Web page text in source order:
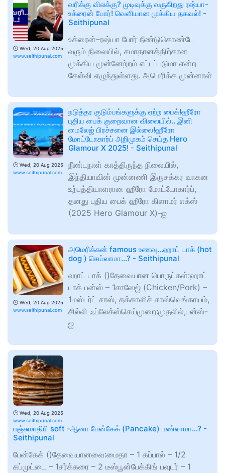
🕑 Wed, 20 Aug 2025
www.seithipunal.com
வரிக்கு விலக்கு? முடிவுக்கு வருகிறது ரஷ்யா-
உக்ரைன் போர்! வெளியான முக்கிய தகவல்! -
Seithipunal
உக்ரைன்–ரஷ்யா போர் நீண்டுகொண்டே
வரும் நிலையில், சமாதானத்திற்கான
முக்கிய முன்னேற்றம் எட்டப்படுமா என்ற
கேள்வி எழுந்துள்ளது. அமெரிக்க முன்னாள்
🕑 Wed, 20 Aug 2025
www.seithipunal.com
நடுத்தர குடும்பங்களுக்கு ஏற்ற பைக்!ஹீரோ
புதிய பைக் குறைவான விலையில்.. இனி
மைலேஜ் பிரச்சனை இல்லை!ஹீரோ
மோட்டோகார்ப் அறிமுகம் செய்த Hero
Glamour X 2025! - Seithipunal
நீண்டநாள் காத்திருந்த நிலையில்,
இந்தியாவின் முன்னணி இருசக்கர வாகன
உற்பத்தியாளரான ஹீரோ மோட்டோகார்ப்,
தனது புதிய பைக் ஹீரோ கிளாமர் எக்ஸ்
(2025 Hero Glamour X)-ஐ
🕑 Wed, 20 Aug 2025
www.seithipunal.com
அமெரிக்கன் famous உணவு...ஹாட் டாக் (hot
dog ) செய்லாமா...? - Seithipunal
ஹாட் டாக் ()தேவையான பொருட்கள்:ஹாட்
டாக் பன்ஸ் – 1சாஸேஜ் (Chicken/Pork) –
1மஸ்டர்ட் சாஸ், தக்காளிச் சாஸ்வெங்காயம்,
சில்லி ஃப்லேக்ஸ்செய்முறை:முதலில்,பன்ஸ்-
ஐ
🕑 Wed, 20 Aug 2025
www.seithipunal.com
பஞ்சுமாதிரி soft -ஆனா பேன்கேக் (Pancake) பண்லாமா...? -
Seithipunal
பேன்கேக் ()தேவையானவை:மைதா – 1 கப்பால் – 1/2
கப்முட்டை – 1சர்க்கரை – 2 டீஸ்பூன்பேக்கிங் பவுடர் – 1